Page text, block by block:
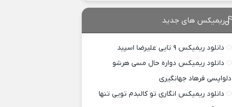
ریمیکس های جدید
دانلود ریمیکس ۹ تایی علیرضا اسپید
دانلود ریمیکس دواره حال مسی هرشو
دلواپسی فرهاد جهانگیری
دانلود ریمیکس انگاری تو کالبدم تویی تنها